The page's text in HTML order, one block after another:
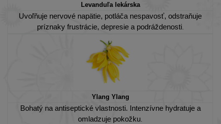
Levanduľa lekárska
Uvoľňuje nervové napätie, potláča nespavosť, odstraňuje
príznaky frustrácie, depresie a podráždenosti.
Ylang Ylang
Bohatý na antiseptické vlastnosti. Intenzívne hydratuje a
omladzuje pokožku.